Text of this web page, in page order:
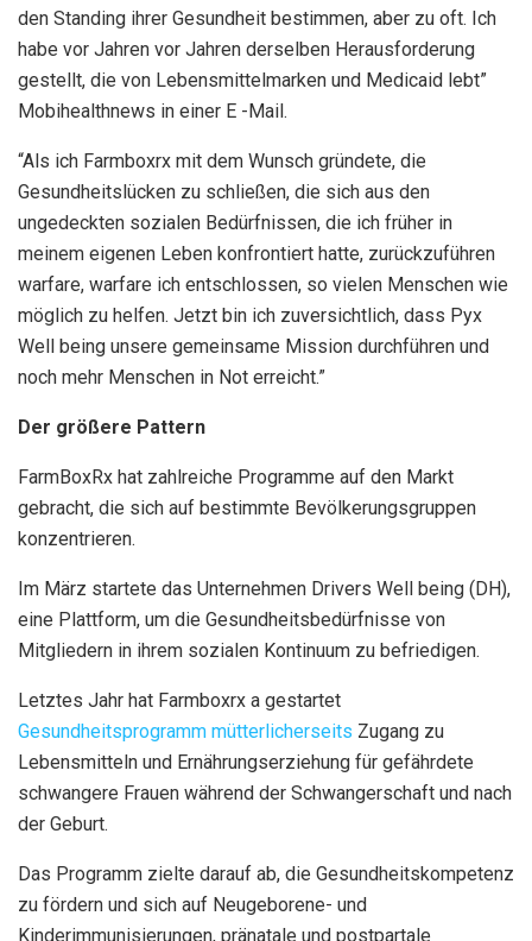
den Standing ihrer Gesundheit bestimmen, aber zu oft. Ich
habe vor Jahren vor Jahren derselben Herausforderung
gestellt, die von Lebensmittelmarken und Medicaid lebt”
Mobihealthnews in einer E -Mail.
“Als ich Farmboxrx mit dem Wunsch gründete, die
Gesundheitslücken zu schließen, die sich aus den
ungedeckten sozialen Bedürfnissen, die ich früher in
meinem eigenen Leben konfrontiert hatte, zurückzuführen
warfare, warfare ich entschlossen, so vielen Menschen wie
möglich zu helfen. Jetzt bin ich zuversichtlich, dass Pyx
Well being unsere gemeinsame Mission durchführen und
noch mehr Menschen in Not erreicht.”
Der größere Pattern
FarmBoxRx hat zahlreiche Programme auf den Markt
gebracht, die sich auf bestimmte Bevölkerungsgruppen
konzentrieren.
Im März startete das Unternehmen Drivers Well being (DH),
eine Plattform, um die Gesundheitsbedürfnisse von
Mitgliedern in ihrem sozialen Kontinuum zu befriedigen.
Letztes Jahr hat Farmboxrx a gestartet
Gesundheitsprogramm mütterlicherseits Zugang zu
Lebensmitteln und Ernährungserziehung für gefährdete
schwangere Frauen während der Schwangerschaft und nach
der Geburt.
Das Programm zielte darauf ab, die Gesundheitskompetenz
zu fördern und sich auf Neugeborene- und
Kinderimmunisierungen, pränatale und postpartale